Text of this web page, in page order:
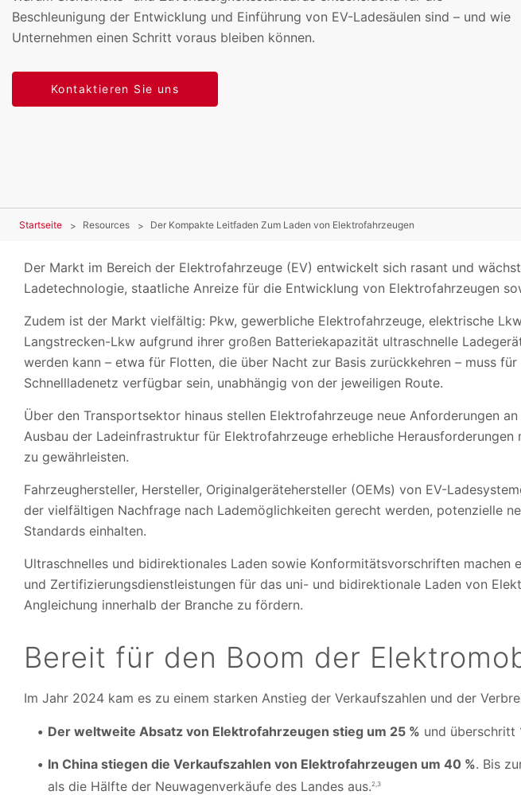
Beschleunigung der Entwicklung und Einführung von EV-Ladesäulen sind – und wie
Unternehmen einen Schritt voraus bleiben können.
Kontaktieren Sie uns
Startseite Resources Der Kompakte Leitfaden Zum Laden von Elektrofahrzeugen
Der Markt im Bereich der Elektrofahrzeuge (EV) entwickelt sich rasant und
Ladetechnologie, staatliche Anreize für die Entwicklung von Elektrofahrzeugen
Zudem ist der Markt vielfältig: Pkw, gewerbliche Elektrofahrzeuge, elektrische
Langstrecken-Lkw aufgrund ihrer großen Batteriekapazität ultraschnelle
werden kann – etwa für Flotten, die über Nacht zur Basis zurückkehren – muss
Schnellladenetz verfügbar sein, unabhängig von der jeweiligen Route.
Über den Transportsektor hinaus stellen Elektrofahrzeuge neue Anforderungen
Ausbau der Ladeinfrastruktur für Elektrofahrzeuge erhebliche
zu gewährleisten.
Fahrzeughersteller, Hersteller, Originalgerätehersteller (OEMs) von EV-
der vielfältigen Nachfrage nach Lademöglichkeiten gerecht werden, potenzielle
Standards einhalten.
Ultraschnelles und bidirektionales Laden sowie Konformitätsvorschriften
und Zertifizierungsdienstleistungen für das uni- und bidirektionale Laden von
Angleichung innerhalb der Branche zu fördern.
Bereit für den Boom der
Im Jahr 2024 kam es zu einem starken Anstieg der Verkaufszahlen und der
Der weltweite Absatz von Elektrofahrzeugen stieg um 25 % und überschritt
In China stiegen die Verkaufszahlen von Elektrofahrzeugen um 40 %. Bis
als die Hälfte der Neuwagenverkäufe des Landes aus.2,3